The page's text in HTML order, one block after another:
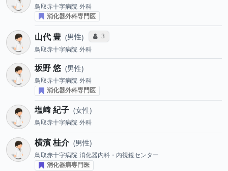
鳥取赤十字病院 外科
消化器外科専門医
山代 豊 男性 コミュニケーション・タイプ投票数
3
鳥取赤十字病院 外科
坂野 悠 男性
鳥取赤十字病院 外科
消化器外科専門医
塩﨑 紀子 女性
鳥取赤十字病院 外科
横濱 桂介 男性
鳥取赤十字病院 消化器内科・内視鏡センター
消化器病専門医